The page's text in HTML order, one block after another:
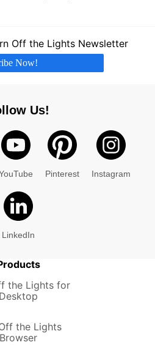
Off the Lights Newsletter
Now!
Us!
Pinterest Instagram
LinkedIn
the Lights for
Desktop
the Lights
Browser